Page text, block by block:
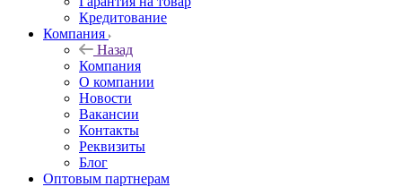
Кредитование
Компания
Назад
Компания
О компании
Новости
Вакансии
Контакты
Реквизиты
Блог
Оптовым партнерам